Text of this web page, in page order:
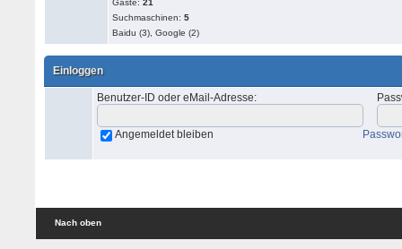
Gäste:21
Suchmaschinen:5
Baidu (3), Google (2)
Einloggen
Benutzer-ID oder eMail-Adresse:
Angemeldet bleiben
Nach oben